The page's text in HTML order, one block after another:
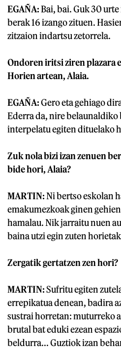
EGAÑA:Bai, bai. Guk 30
berak 16 izango zituen.
zitzaion indartsu zetorrela.
Ondoren iritsi ziren plazara
Horien artean, Alaia.
EGAÑA:Gero eta gehiago
Ederra da, nire
interpelatu egiten dituelako
Zuk nola bizi izan zenuen
bide hori, Alaia?
MARTIN:Ni bertso eskolan
emakumezkoak ginen
hamalau. Nik jarraitu nuen
baina utzi egin zuten
Zergatik gertatzen zen hori?
MARTIN:Sufritu egiten
errepikatua denean, badira
sustrai horretan: muturreko
brutal bat eduki ezean
beldurra... Guztiok izan